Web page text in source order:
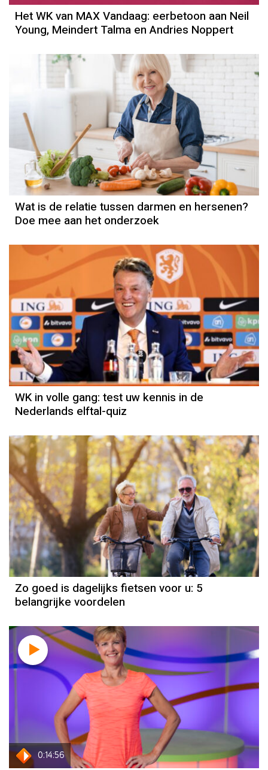
Het WK van MAX Vandaag: eerbetoon aan Neil
Young, Meindert Talma en Andries Noppert
Wat is de relatie tussen darmen en hersenen?
Doe mee aan het onderzoek
WK in volle gang: test uw kennis in de
Nederlands elftal-quiz
Zo goed is dagelijks fietsen voor u: 5
belangrijke voordelen
0:14:56